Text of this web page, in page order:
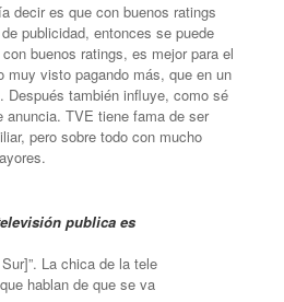
decir es que con buenos ratings
publicidad, entonces se puede
buenos ratings, es mejor para el
muy visto pagando más, que en un
Después también influye, como sé
TVE tiene fama de ser
pero sobre todo con mucho
publica es
La chica de la tele
hablan de que se va